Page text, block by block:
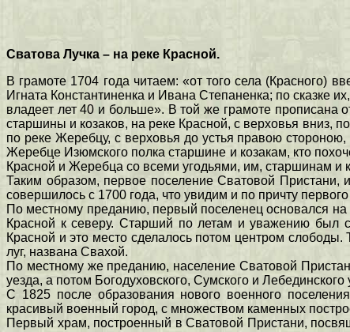
Сватова Лучка – на реке Красной.
В грамоте 1704 года читаем: «от того села (Красного)
Игната Константиненка и Ивана Степаненка; по сказке
владеет лет 40 и больше». В той же грамоте прописана
старшины и козаков, на реке Красной, с верховья вниз,
по реке Жеребцу, с верховья до устья правою
Жеребце Изюмского полка старшине и козакам, кто
Красной и Жеребца со всеми угодьями, им, старшинам и
Таким образом, первое поселение Сватовой Пристани,
совершилось с 1700 года, что увидим и по причту
По местному преданию, первый поселенец основался
Красной к северу. Старший по летам и уважению был
Красной и это место сделалось потом центром
луг, названа Свахой.
По местному же преданию, население Сватовой
уезда, а потом Богодуховского, Сумского и Лебединского
C 1825 после образования нового военного
красивый военный город, с множеством каменных
Первый храм, построенный в Сватовой Пристани,